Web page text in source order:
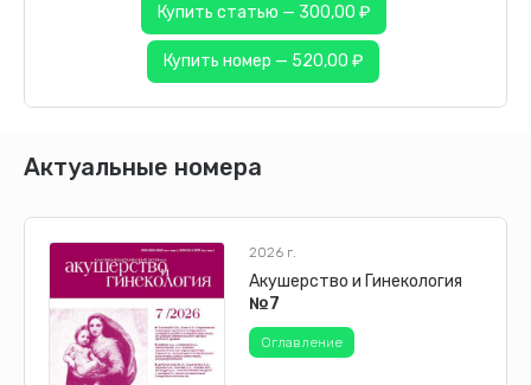
Купить статью — 300,00 ₽
Купить номер — 520,00 ₽
Актуальные номера
2026 г.
Акушерство и Гинекология
№7
Оглавление